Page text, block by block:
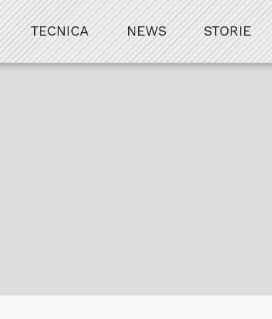
TECNICA NEWS STORIE